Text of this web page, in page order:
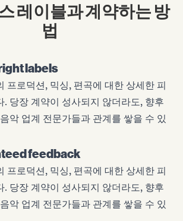
레이블과 계약하는 방
법
labels
프로덕션, 믹싱, 편곡에 대한 상세한 피
. 당장 계약이 성사되지 않더라도, 향후
악 업계 전문가들과 관계를 쌓을 수 있
feedback
프로덕션, 믹싱, 편곡에 대한 상세한 피
. 당장 계약이 성사되지 않더라도, 향후
악 업계 전문가들과 관계를 쌓을 수 있